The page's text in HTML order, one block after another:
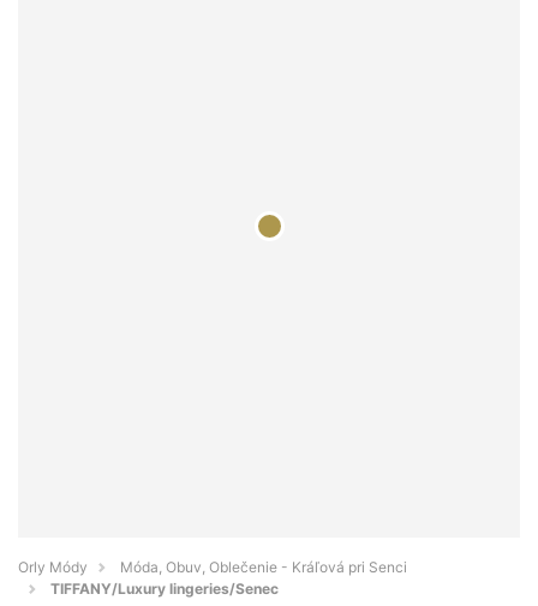
Orly Módy
Móda, Obuv, Oblečenie - Kráľová pri Senci
TIFFANY/Luxury lingeries/Senec